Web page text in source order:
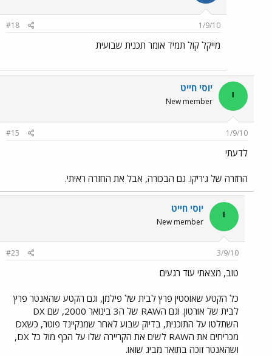
1/9/10
#18
מייקל קול תמיד אומר תכנית שבועית
י יוסי חייט
New member
1/9/10
#15
לדעתי
החזרה של ג'ריקו. גם הבכורה, אבל את החזרה ראיתי.
י יוסי חייט
New member
3/9/10
#23
טוב, מצאתי עוד רגעים
כל הקטע שאוסטין פרץ לבית של פילמן, וגם הקטע שהאנטר פרץ
לבית של אורטון. וגם הRAW של ה3 בינואר 2000, שם DX
השתלטו על התוכנית, בדיוק שבוע לאחר שמנקיינד פוטר, כשDX
מכריחים את הRAW לשים את הקריירה שלו על הכף מול כל DX,
ושהאנטר זוכה בתואר מביג שואו.